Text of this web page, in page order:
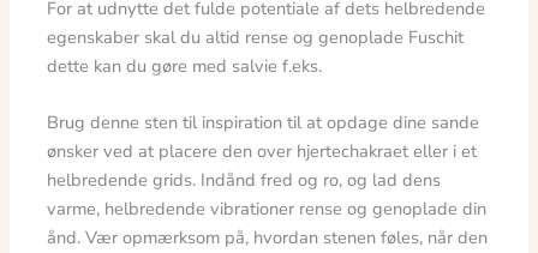
For at udnytte det fulde potentiale af dets helbredende
egenskaber skal du altid rense og genoplade Fuschit
dette kan du gøre med salvie f.eks.
Brug denne sten til inspiration til at opdage dine sande
ønsker ved at placere den over hjertechakraet eller i et
helbredende grids. Indånd fred og ro, og lad dens
varme, helbredende vibrationer rense og genoplade din
ånd. Vær opmærksom på, hvordan stenen føles, når den